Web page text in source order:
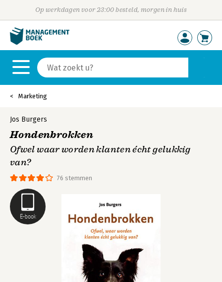
Op werkdagen voor 23:00 besteld, morgen in huis
Marketing
E-book
76 stemmen
Jos Burgers
Hondenbrokken
Ofwel waar worden klanten écht gelukkig
van?